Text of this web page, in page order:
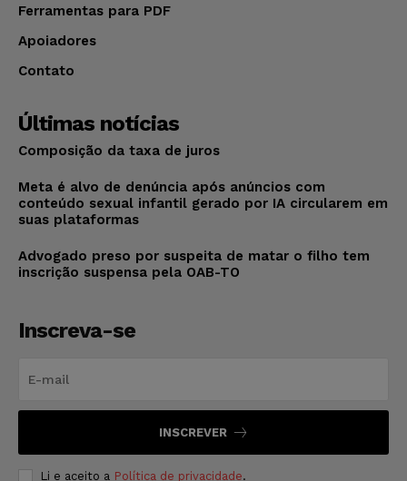
Ferramentas para PDF
Apoiadores
Contato
Últimas notícias
Composição da taxa de juros
Meta é alvo de denúncia após anúncios com
conteúdo sexual infantil gerado por IA circularem em
suas plataformas
Advogado preso por suspeita de matar o filho tem
inscrição suspensa pela OAB-TO
Inscreva-se
INSCREVER
Li e aceito a Política de privacidade.